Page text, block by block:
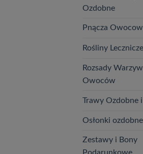
Ozdobne
Pnącza
Rośliny Lecznicze
Rozsady
Owoców
Trawy Ozdobne
Osłonki
Zestawy i Bony